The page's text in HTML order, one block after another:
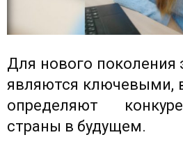
Для нового поколения
являются ключевыми,
определяют
страны в будущем.